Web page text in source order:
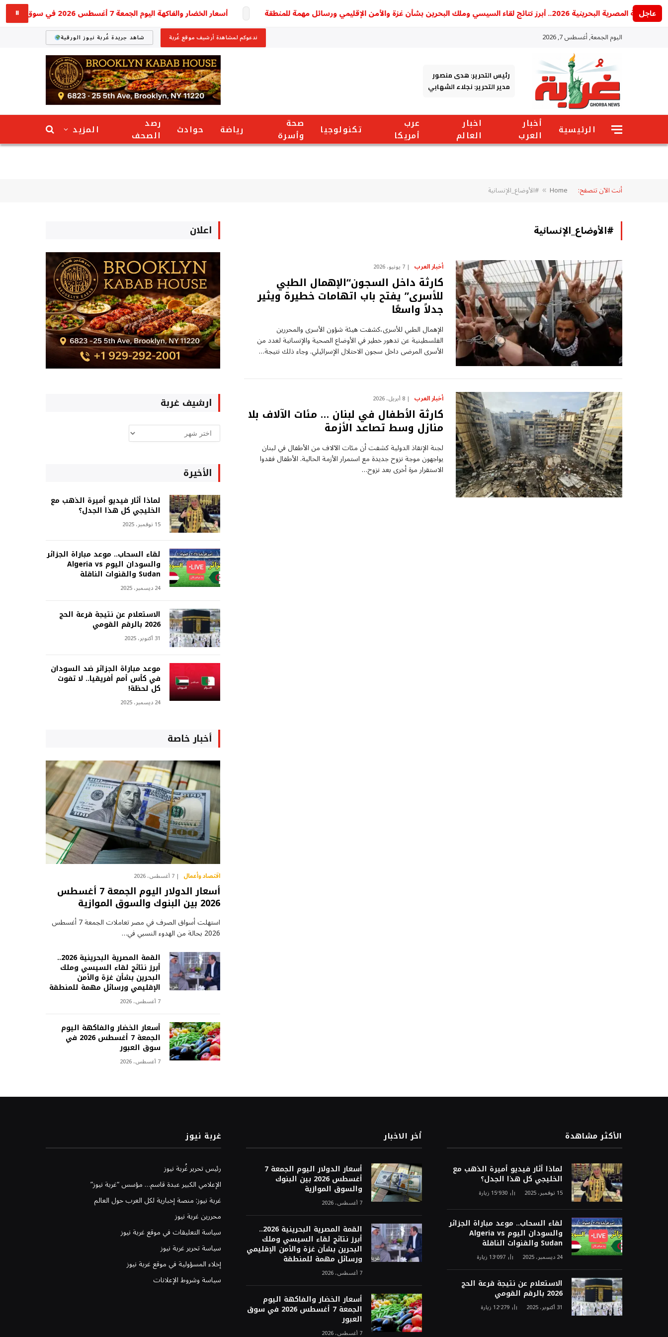
عاجل
القمة المصرية البحرينية 2026.. أبرز نتائج لقاء السيسي وملك البحرين بشأن غزة والأمن الإقليمي ورسائل مهمة للمنطقة أسعار الخضار والفاكهة اليوم الجمعة 7 أغسطس 2026 في سوق العبور ⏸
اليوم الجمعة, أغسطس 7, 2026 ندعوكم لمشاهدة أرشيف موقع غُربة شاهد جريدة غُربة نيوز الورقية
رئيس التحرير: هدى منصور
مدير التحرير: نجلاء الشهابي
الرئيسية
أخبار
العرب
اخبار
العالم
عرب
أمريكا
تكنولوجيا
صحة
وأسرة
رياضة حوادث
رصد
الصحف
المزيد
أنت الآن تتصفح: Home
» #الأوضاع_الإنسانية
#الأوضاع_الإنسانية
أخبار العرب 7 يونيو، 2026
كارثة داخل السجون“الإهمال الطبي
للأسرى” يفتح باب اتهامات خطيرة ويثير
جدلاً واسعًا
الإهمال الطبي للأسرى،كشفت هيئة شؤون الأسرى والمحررين
الفلسطينية عن تدهور خطير في الأوضاع الصحية والإنسانية لعدد من
الأسرى المرضى داخل سجون الاحتلال الإسرائيلي. وجاء ذلك نتيجة…
أخبار العرب 8 أبريل، 2026
كارثة الأطفال في لبنان … مئات الآلاف بلا
منازل وسط تصاعد الأزمة
لجنة الإنقاذ الدولية كشفت أن مئات الآلاف من الأطفال في لبنان
يواجهون موجة نزوح جديدة مع استمرار الأزمة الحالية. الأطفال فقدوا
الاستقرار مرة أخرى بعد نزوح…
اعلان
ارشيف غربة
ارشيف
غربة
الأخيرة
لماذا أثار فيديو أميرة الذهب مع
الخليجي كل هذا الجدل؟
15 نوفمبر، 2025
لقاء السحاب.. موعد مباراة الجزائر
والسودان اليوم Algeria vs
Sudan والقنوات الناقلة
24 ديسمبر، 2025
الاستعلام عن نتيجة قرعة الحج
2026 بالرقم القومي
31 أكتوبر، 2025
موعد مباراة الجزائر ضد السودان
في كأس أمم أفريقيا.. لا تفوت
كل لحظة!
24 ديسمبر، 2025
أخبار خاصة
اقتصاد وأعمال 7 أغسطس، 2026
أسعار الدولار اليوم الجمعة 7 أغسطس
2026 بين البنوك والسوق الموازية
استهلت أسواق الصرف في مصر تعاملات الجمعة 7 أغسطس
2026 بحالة من الهدوء النسبي في…
القمة المصرية البحرينية 2026..
أبرز نتائج لقاء السيسي وملك
البحرين بشأن غزة والأمن
الإقليمي ورسائل مهمة للمنطقة
7 أغسطس، 2026
أسعار الخضار والفاكهة اليوم
الجمعة 7 أغسطس 2026 في
سوق العبور
7 أغسطس، 2026
الأكثر مشاهدة
لماذا أثار فيديو أميرة الذهب مع
الخليجي كل هذا الجدل؟
15 نوفمبر، 2025 15٬930 زيارة
لقاء السحاب.. موعد مباراة الجزائر
والسودان اليوم Algeria vs
Sudan والقنوات الناقلة
24 ديسمبر، 2025 13٬097 زيارة
الاستعلام عن نتيجة قرعة الحج
2026 بالرقم القومي
31 أكتوبر، 2025 12٬279 زيارة
أخر الاخبار
أسعار الدولار اليوم الجمعة 7
أغسطس 2026 بين البنوك
والسوق الموازية
7 أغسطس، 2026
القمة المصرية البحرينية 2026..
أبرز نتائج لقاء السيسي وملك
البحرين بشأن غزة والأمن الإقليمي
ورسائل مهمة للمنطقة
7 أغسطس، 2026
أسعار الخضار والفاكهة اليوم
الجمعة 7 أغسطس 2026 في سوق
العبور
7 أغسطس، 2026
غربة نيوز
رئيس تحرير غُربة نيوز
الإعلامي الكبير عبدة قاسم… مؤسس “غربة نيوز”
غربة نيوز: منصة إخبارية لكل العرب حول العالم
محررين غربة نيوز
سياسة التعليقات في موقع غربة نيوز
سياسة تحرير غربة نيوز
إخلاء المسؤولية في موقع غربة نيوز
سياسة وشروط الإعلانات